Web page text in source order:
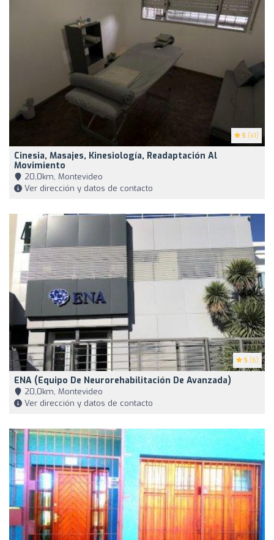
5 (41)
Cinesia, Masajes, Kinesiología, Readaptación Al
Movimiento
20,0km, Montevideo
Ver dirección y datos de contacto
5 (6)
ENA (Equipo De Neurorehabilitación De Avanzada)
20,0km, Montevideo
Ver dirección y datos de contacto